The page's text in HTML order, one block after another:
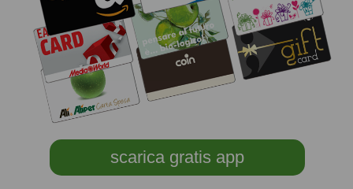
scarica gratis app